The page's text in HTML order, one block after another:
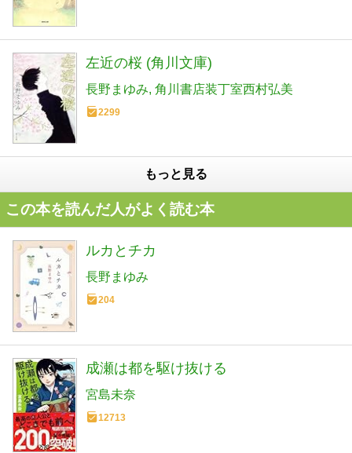
左近の桜 (角川文庫)
長野まゆみ 角川書店装丁室西村弘美
2299
もっと見る
この本を読んだ人がよく読む本
ルカとチカ
長野まゆみ
204
成瀬は都を駆け抜ける
宮島未奈
12713